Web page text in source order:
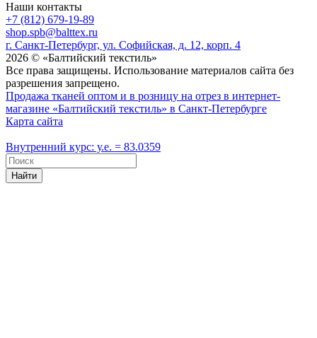
Наши контакты
+7 (812) 679-19-89
shop.spb@balttex.ru
г. Санкт-Петербург, ул. Софийская, д. 12, корп. 4
2026 © «Балтийский текстиль»
Все права защищены. Использование материалов сайта без
разрешения запрещено.
Продажа тканей оптом и в розницу на отрез в интернет-
магазине «Балтийский текстиль» в Санкт-Петербурге
Карта сайта
Внутренний курс: у.е. = 83.0359
Найти